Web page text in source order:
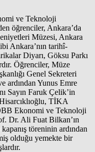
ve Teknoloji
öğrenciler, Ankara’da
Müzesi, Ankara
Ankara’nın tarihî-
Diyarı, Göksu Parkı
Öğrenciler, Müze
Genel Sekreteri
ardından Yunus Emre
Sayın Faruk Çelik’in
TİKA
Ekonomi ve Teknoloji
Dr. Ali Fuat Bilkan’ın
töreninin ardından
olduğu yemekte bir